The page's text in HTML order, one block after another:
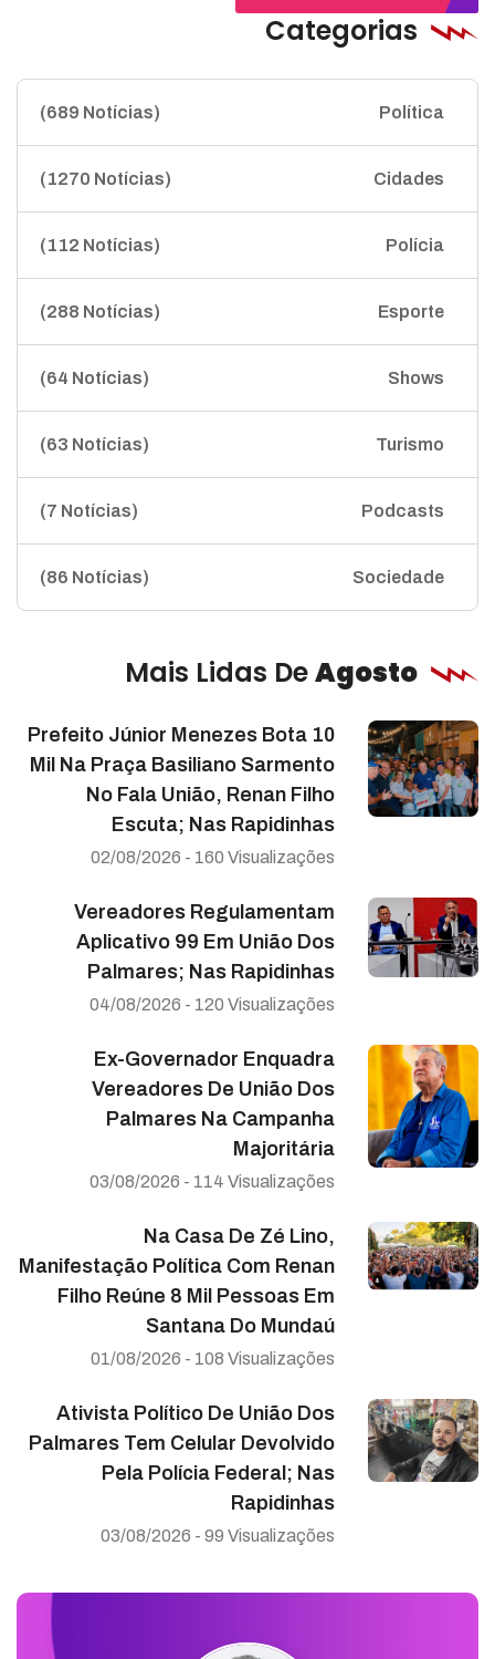
Categorias
Política
(689 Notícias)
Cidades
(1270 Notícias)
Polícia
(112 Notícias)
Esporte
(288 Notícias)
Shows
(64 Notícias)
Turismo
(63 Notícias)
Podcasts
(7 Notícias)
Sociedade
(86 Notícias)
Mais Lidas DeAgosto
Prefeito Júnior Menezes Bota 10
Mil Na Praça Basiliano Sarmento
No Fala União, Renan Filho
Escuta; Nas Rapidinhas
02/08/2026 - 160 Visualizações
Vereadores Regulamentam
Aplicativo 99 Em União Dos
Palmares; Nas Rapidinhas
04/08/2026 - 120 Visualizações
Ex-Governador Enquadra
Vereadores De União Dos
Palmares Na Campanha
Majoritária
03/08/2026 - 114 Visualizações
Na Casa De Zé Lino,
Manifestação Política Com Renan
Filho Reúne 8 Mil Pessoas Em
Santana Do Mundaú
01/08/2026 - 108 Visualizações
Ativista Político De União Dos
Palmares Tem Celular Devolvido
Pela Polícia Federal; Nas
Rapidinhas
03/08/2026 - 99 Visualizações